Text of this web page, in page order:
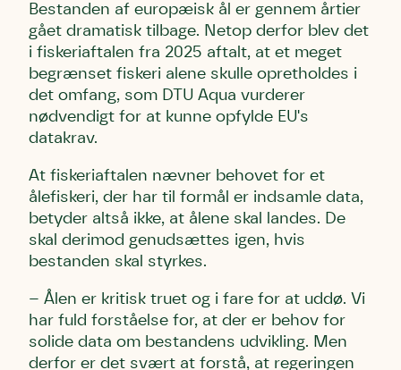
Bestanden af europæisk ål er gennem årtier
gået dramatisk tilbage. Netop derfor blev det
i fiskeriaftalen fra 2025 aftalt, at et meget
begrænset fiskeri alene skulle opretholdes i
det omfang, som DTU Aqua vurderer
nødvendigt for at kunne opfylde EU's
datakrav.
At fiskeriaftalen nævner behovet for et
ålefiskeri, der har til formål er indsamle data,
betyder altså ikke, at ålene skal landes. De
skal derimod genudsættes igen, hvis
bestanden skal styrkes.
– Ålen er kritisk truet og i fare for at uddø. Vi
har fuld forståelse for, at der er behov for
solide data om bestandens udvikling. Men
derfor er det svært at forstå, at regeringen